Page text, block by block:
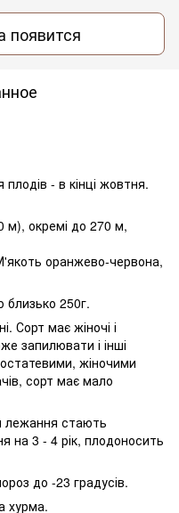
появится
- в кінці жовтня.
м), окремі до 270 м,
оранжево-червона,
близько 250г.
Сорт має жіночі і
запилювати і інші
жіночими
сорт має мало
лежання стають
на 3 - 4 рік, плодоносить
до -23 градусів.
хурма.